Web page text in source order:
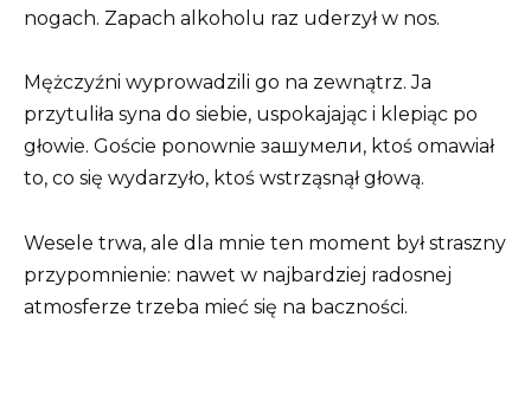
nogach. Zapach alkoholu raz uderzył w nos.
Mężczyźni wyprowadzili go na zewnątrz. Ja
przytuliła syna do siebie, uspokajając i klepiąc po
głowie. Goście ponownie зашумели, ktoś omawiał
to, co się wydarzyło, ktoś wstrząsnął głową.
Wesele trwa, ale dla mnie ten moment był straszny
przypomnienie: nawet w najbardziej radosnej
atmosferze trzeba mieć się na baczności.